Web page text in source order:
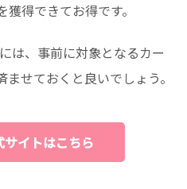
得できてお得です。
は、事前に対象となるカー
せておくと良いでしょう。
イトはこちら